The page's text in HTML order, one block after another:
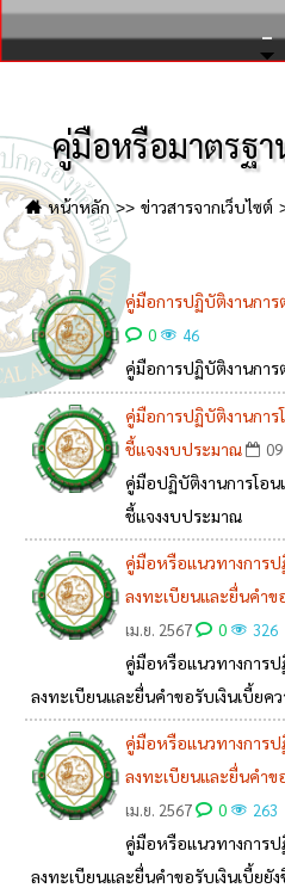
คู่มือหรือมาตรฐ
หน้าหลัก ข่าวสารจากเว็บไซต์
คู่มือการปฏิบัติงานการ
0 46
คู่มือการปฏิบัติงานการ
คู่มือการปฏิบัติงานการ
ชี้แจงงบประมาณ
คู่มือปฏิบัติงานการโอน
ชี้แจงงบประมาณ
คู่มือหรือแนวทางการป
ลงทะเบียนและยื่นคำข
เม.ย. 2567
0 326
คู่มือหรือแนวทางการป
ลงทะเบียนและยื่นคำขอรับเงินเบี้ยค
คู่มือหรือแนวทางการป
ลงทะเบียนและยื่นคำข
เม.ย. 2567
0 263
คู่มือหรือแนวทางการป
ลงทะเบียนและยื่นคำขอรับเงินเบี้ยยั